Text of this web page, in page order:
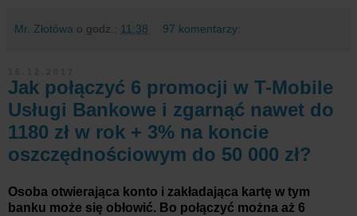
Mr. Złotówa o godz.: 11:38 97 komentarzy:
Jak połączyć 6 promocji w T-Mobile
Usługi Bankowe i zgarnąć nawet do
1180 zł w rok + 3% na koncie
oszczędnościowym do 50 000 zł?
Osoba otwierająca konto i zakładająca kartę w tym
banku może się obłowić. Bo połączyć można aż 6